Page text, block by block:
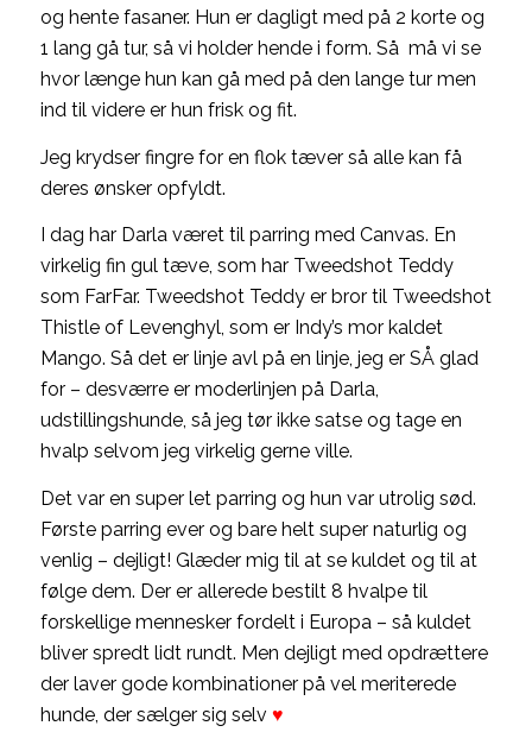
og hente fasaner. Hun er dagligt med på 2 korte og
1 lang gå tur, så vi holder hende i form. Så må vi se
hvor længe hun kan gå med på den lange tur men
ind til videre er hun frisk og fit.
Jeg krydser fingre for en flok tæver så alle kan få
deres ønsker opfyldt.
I dag har Darla været til parring med Canvas. En
virkelig fin gul tæve, som har Tweedshot Teddy
som FarFar. Tweedshot Teddy er bror til Tweedshot
Thistle of Levenghyl, som er Indy’s mor kaldet
Mango. Så det er linje avl på en linje, jeg er SÅ glad
for – desværre er moderlinjen på Darla,
udstillingshunde, så jeg tør ikke satse og tage en
hvalp selvom jeg virkelig gerne ville.
Det var en super let parring og hun var utrolig sød.
Første parring ever og bare helt super naturlig og
venlig – dejligt! Glæder mig til at se kuldet og til at
følge dem. Der er allerede bestilt 8 hvalpe til
forskellige mennesker fordelt i Europa – så kuldet
bliver spredt lidt rundt. Men dejligt med opdrættere
der laver gode kombinationer på vel meriterede
hunde, der sælger sig selv ♥